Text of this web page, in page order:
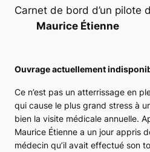
Carnet de bord d’un pilote
Maurice Étienne
Ouvrage actuellement
Ce n’est pas un atterrissage en
qui cause le plus grand stress à
bien la visite médicale annuelle.
Maurice Étienne a un jour appris
médecin qu’il avait effectué son